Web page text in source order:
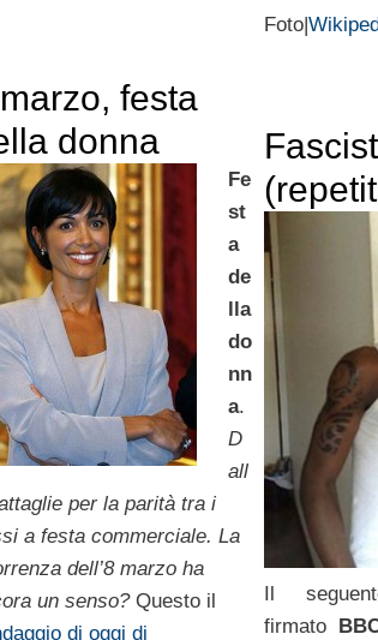
Foto|
festa
donna
Fe
st
a
de
lla
do
nn
a.
D
all
per la parità tra i
a festa commerciale. La
dell’8 marzo ha
un senso?Questo il
di oggi di
Il
firmato